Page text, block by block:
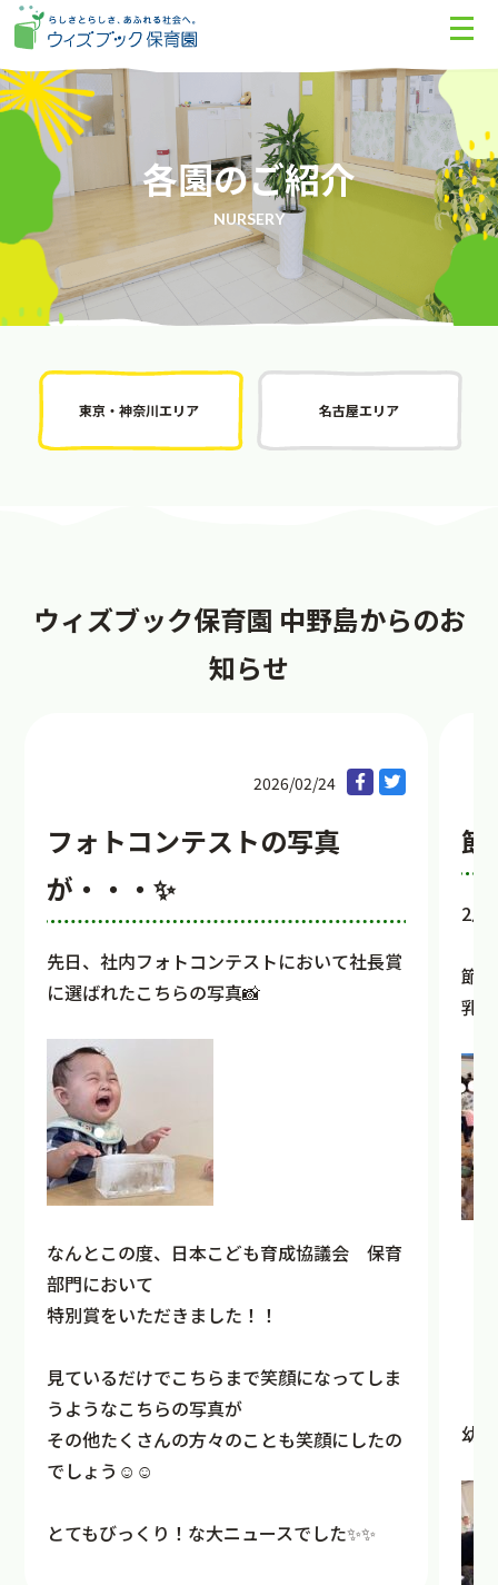
各園のご紹介
NURSERY
東京・神奈川エリア 名古屋エリア
ウィズブック保育園 中野島からのお
知らせ
2026/02/24
フォトコンテストの写真
が・・・✨
先日、社内フォトコンテストにおいて社長賞
に選ばれたこちらの写真📸
なんとこの度、日本こども育成協議会 保育
部門において
特別賞をいただきました！！
見ているだけでこちらまで笑顔になってしま
うようなこちらの写真が
その他たくさんの方々のことも笑顔にしたの
でしょう☺☺
とてもびっくり！な大ニュースでした✨✨
節
2月
節
乳
幼